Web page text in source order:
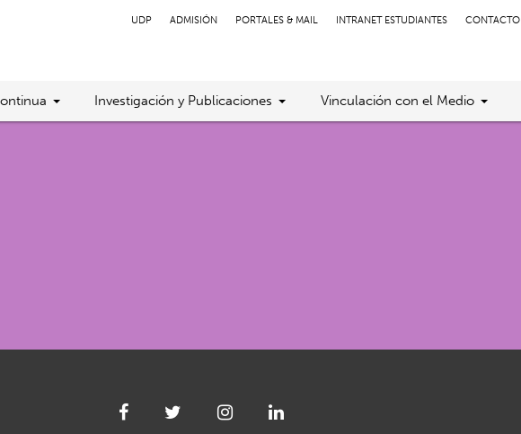
UDP ADMISIÓN PORTALES & MAIL INTRANET ESTUDIANTES CONTACTO
Investigación y Publicaciones Vinculación con el Medio